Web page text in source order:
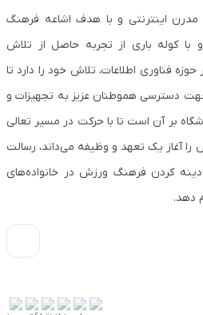
اینترنتی و با هدف اشاعه فرهنگ
کوله باری از تجربه حاصل از تلاش
فناوری اطلاعات، تلاش خود را دارد تا
دسترسی هموطنان عزیز به تجهیزات و
بر آن است تا با حرکت در مسیر تعالی
آغاز یک تعهد و وظیفه می‌داند، رسالت
کردن فرهنگ ورزش در خانواده‌های
دهد.